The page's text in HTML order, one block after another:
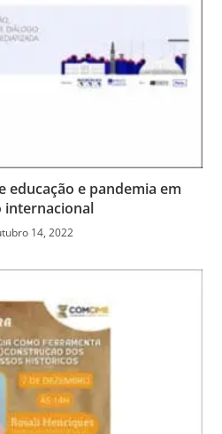
educação e pandemia em
internacional
14, 2022